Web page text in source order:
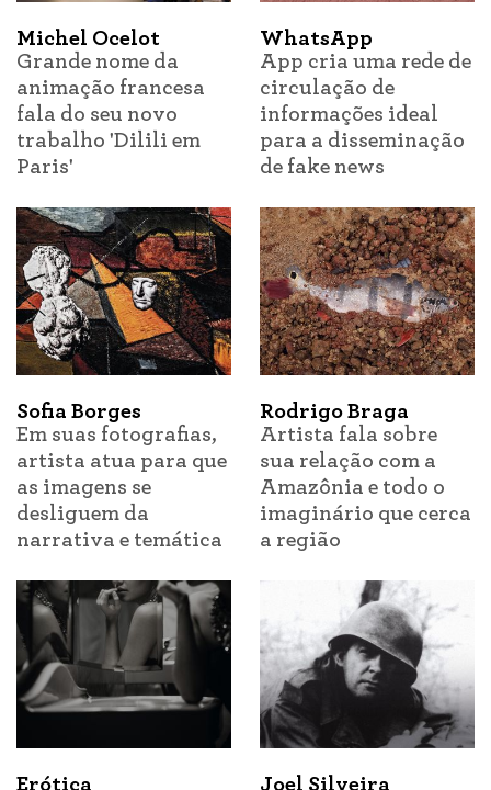
Michel Ocelot
Grande nome da
animação francesa
fala do seu novo
trabalho 'Dilili em
Paris'
WhatsApp
App cria uma rede de
circulação de
informações ideal
para a disseminação
de fake news
Sofia Borges
Em suas fotografias,
artista atua para que
as imagens se
desliguem da
narrativa e temática
Rodrigo Braga
Artista fala sobre
sua relação com a
Amazônia e todo o
imaginário que cerca
a região
Erótica
Joel Silveira